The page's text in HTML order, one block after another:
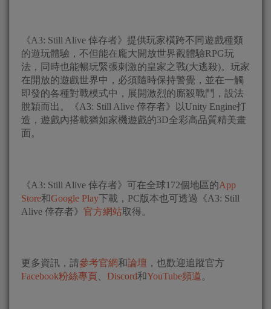
《A3: Still Alive 倖存者》提供玩家橫跨不同遊戲種類
的遊玩體驗，不但能在龐大開放世界觀體驗RPG玩
法，同時也能暢玩緊張刺激的皇家之戰(大逃殺)。玩家
在開放的遊戲世界中，必須隨時保持警覺，並在一觸
即發的各種對戰模式中，展開激烈的廝殺戰鬥，設法
脫穎而出。《A3: Still Alive 倖存者》以Unity Engine打
造，遊戲內搭載猶如家機遊戲的3D全彩高品質精美畫
面。
《A3: Still Alive 倖存者》可在全球172個地區的App
Store和Google Play下載，PC版本也可透過《A3: Still
Alive 倖存者》 官方網站取得。
更多資訊，請參考官網和論壇 ，也歡迎追蹤官方
Facebook粉絲專頁
Discord和YouTube頻道。